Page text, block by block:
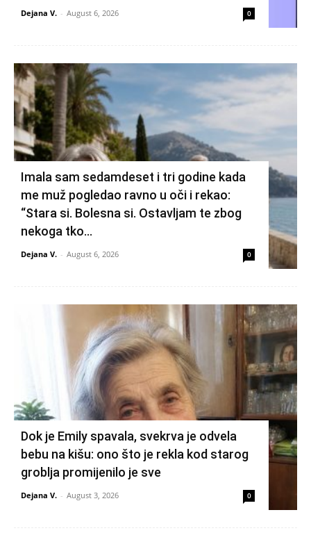
Dejana V. - August 6, 2026 0
Imala sam sedamdeset i tri godine kada
me muž pogledao ravno u oči i rekao:
“Stara si. Bolesna si. Ostavljam te zbog
nekoga tko...
Dejana V. - August 6, 2026 0
Dok je Emily spavala, svekrva je odvela
bebu na kišu: ono što je rekla kod starog
groblja promijenilo je sve
Dejana V. - August 3, 2026 0